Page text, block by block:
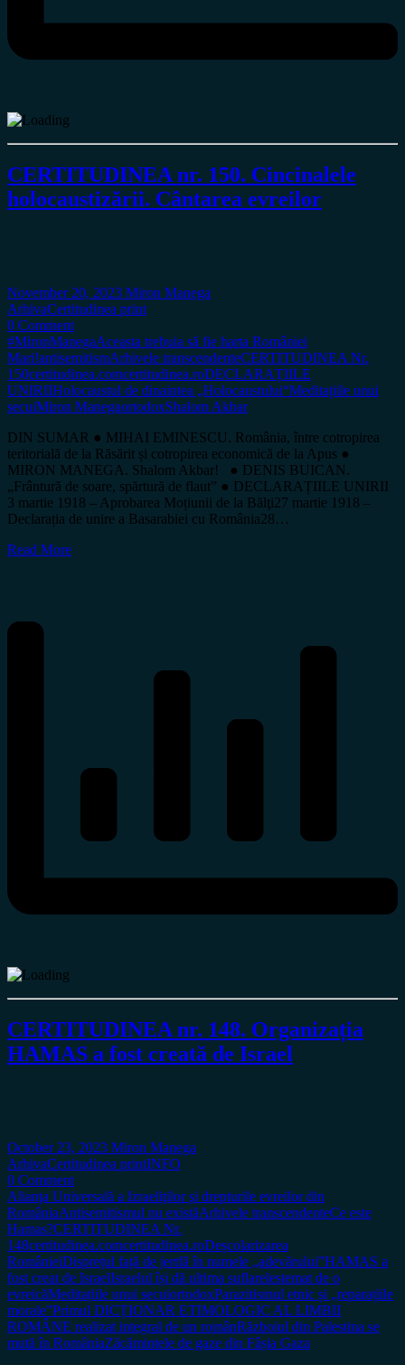
CERTITUDINEA nr. 150. Cincinalele
holocaustizării. Cântarea evreilor
November 20, 2023 Miron Manega
ArhivaCertitudinea print
0 Comment
#MironManegaAceasta trebuia să fie harta României
Mari!antisemitismArhivele transcendenteCERTITUDINEA Nr.
150certitudinea.comcertitudinea.roDECLARAȚIILE
UNIRIIHolocaustul de dinaintea „Holocaustului“Meditațiile unui
secuiMiron ManegaortodoxShalom Akbar
DIN SUMAR ● MIHAI EMINESCU. România, între cotropirea
teritorială de la Răsărit și cotropirea economică de la Apus ●
MIRON MANEGA. Shalom Akbar! ● DENIS BUICAN.
„Frântură de soare, spărtură de flaut” ● DECLARAȚIILE UNIRII
3 martie 1918 – Aprobarea Moțiunii de la Bălţi27 martie 1918 –
Declarația de unire a Basarabiei cu România28…
Read More
CERTITUDINEA nr. 148. Organizația
HAMAS a fost creată de Israel
October 23, 2023 Miron Manega
ArhivaCertitudinea printINFO
0 Comment
Alianţa Universală a Izraeliţilor şi drepturile evreilor din
RomâniaAntisemitismul nu existăArhivele transcendenteCe este
Hamas?CERTITUDINEA Nr.
148certitudinea.comcertitudinea.roDeșcolarizarea
RomânieiDisprețul față de jertfă în numele „adevărului”HAMAS a
fost creat de IsraelIsraelul își dă ultima suflarelestemat de o
evreicăMeditațiile unui secuiortodoxParazitismul etnic și „reparațiile
morale”Primul DICȚIONAR ETIMOLOGIC AL LIMBII
ROMÂNE realizat integral de un românRăzboiul din Palestina se
mută în RomâniaZăcămintele de gaze din Fâșia Gaza